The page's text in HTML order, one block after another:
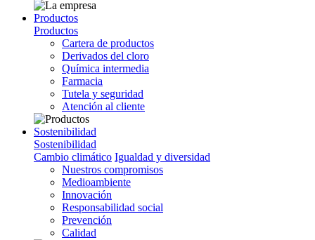
Productos
Productos
Cartera de productos
Derivados del cloro
Química intermedia
Farmacia
Tutela y seguridad
Atención al cliente
Sostenibilidad
Sostenibilidad
Cambio climático Igualdad y diversidad
Nuestros compromisos
Medioambiente
Innovación
Responsabilidad social
Prevención
Calidad